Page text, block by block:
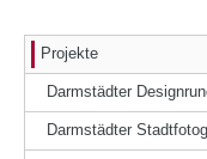
Projekte
Darmstädter
Darmstädter